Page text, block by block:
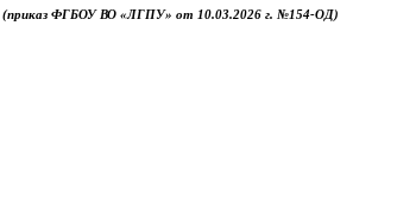
(приказ ФГБОУ ВО «ЛГПУ» от 10.03.2026 г. №154-ОД)